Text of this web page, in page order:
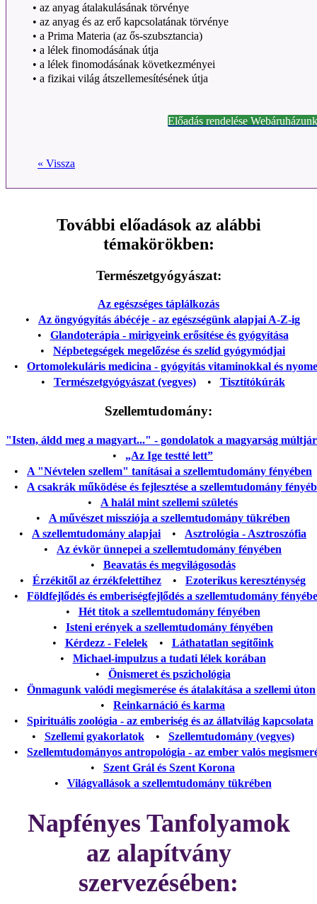
• az anyag átalakulásának törvénye
• az anyag és az erő kapcsolatának törvénye
• a Prima Materia (az ős-szubsztancia)
• a lélek finomodásának útja
• a lélek finomodásának következményei
• a fizikai világ átszellemesítésének útja
Előadás rendelése
« Vissza
További előadások az alábbi
témakörökben:
Természetgyógyászat:
Az egészséges táplálkozás
• Az öngyógyítás ábécéje - az egészségünk alapjai A-Z-ig
• Glandoterápia - mirigyeink erősítése és gyógyítása
• Népbetegségek megelőzése és szelíd gyógymódjai
• Ortomolekuláris medicina - gyógyítás vitaminokkal és
• Természetgyógyászat (vegyes)• Tisztítókúrák
Szellemtudomány:
"Isten, áldd meg a magyart..." - gondolatok a magyarság
• „Az Ige testté lett”
• A "Névtelen szellem" tanításai a szellemtudomány fényében
• A csakrák működése és fejlesztése a szellemtudomány
• A halál mint szellemi születés
• A művészet missziója a szellemtudomány tükrében
• A szellemtudomány alapjai • Asztrológia - Asztroszófia
• Az évkör ünnepei a szellemtudomány fényében
• Beavatás és megvilágosodás
• Érzékitől az érzékfelettihez • Ezoterikus kereszténység
• Földfejlődés és emberiségfejlődés a szellemtudomány
• Hét titok a szellemtudomány fényében
• Isteni erények a szellemtudomány fényében
• Kérdezz - Felelek• Láthatatlan segítőink
• Michael-impulzus a tudati lélek korában
• Önismeret és pszichológia
• Önmagunk valódi megismerése és átalakítása a szellemi úton
• Reinkarnáció és karma
• Spirituális zoológia - az emberiség és az állatvilág kapcsolata
• Szellemi gyakorlatok• Szellemtudomány (vegyes)
• Szellemtudományos antropológia - az ember valós
• Szent Grál és Szent Korona
• Világvallások a szellemtudomány tükrében
Napfényes Tanfolyamok
az alapítvány
szervezésében: